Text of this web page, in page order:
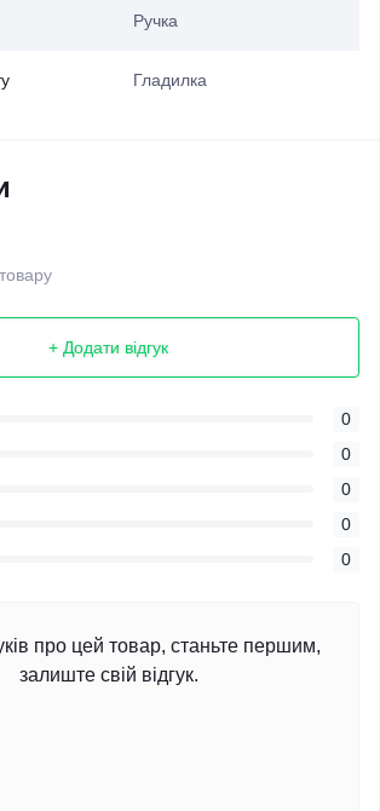
Ручка
Гладилка
+ Додати відгук
0
0
0
0
0
про цей товар, станьте першим,
залиште свій відгук.